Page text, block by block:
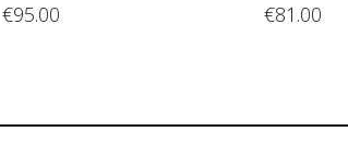
€95.00 €81.00